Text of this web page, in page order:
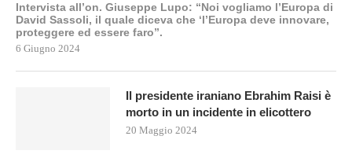
Intervista all’on. Giuseppe Lupo: “Noi vogliamo l’Europa di
David Sassoli, il quale diceva che ‘l’Europa deve innovare,
proteggere ed essere faro”.
6 Giugno 2024
Il presidente iraniano Ebrahim Raisi è
morto in un incidente in elicottero
20 Maggio 2024